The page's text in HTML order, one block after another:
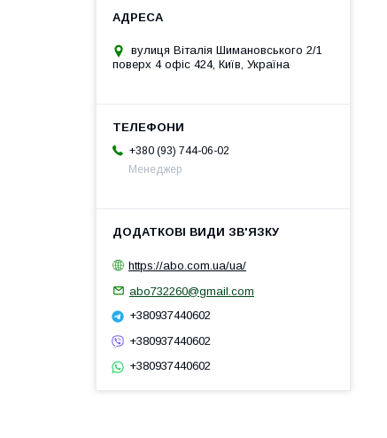
вулиця Віталія Шимановського 2/1
поверх 4 офіс 424, Київ, Україна
+380 (93) 744-06-02
Менеджер
https://abo.com.ua/ua/
abo732260@gmail.com
+380937440602
+380937440602
+380937440602